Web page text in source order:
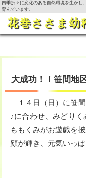
四季折々に変化のある自然環境を生かし
育んでいます。
花巻ささま幼
園の概要
園の生活
入園資料・お問い合わ
大成功！！笹間地
１４日（日）に笹
♪に合わせ、みどりく
ももくみがお遊戯を
顔が輝き、元気いっ